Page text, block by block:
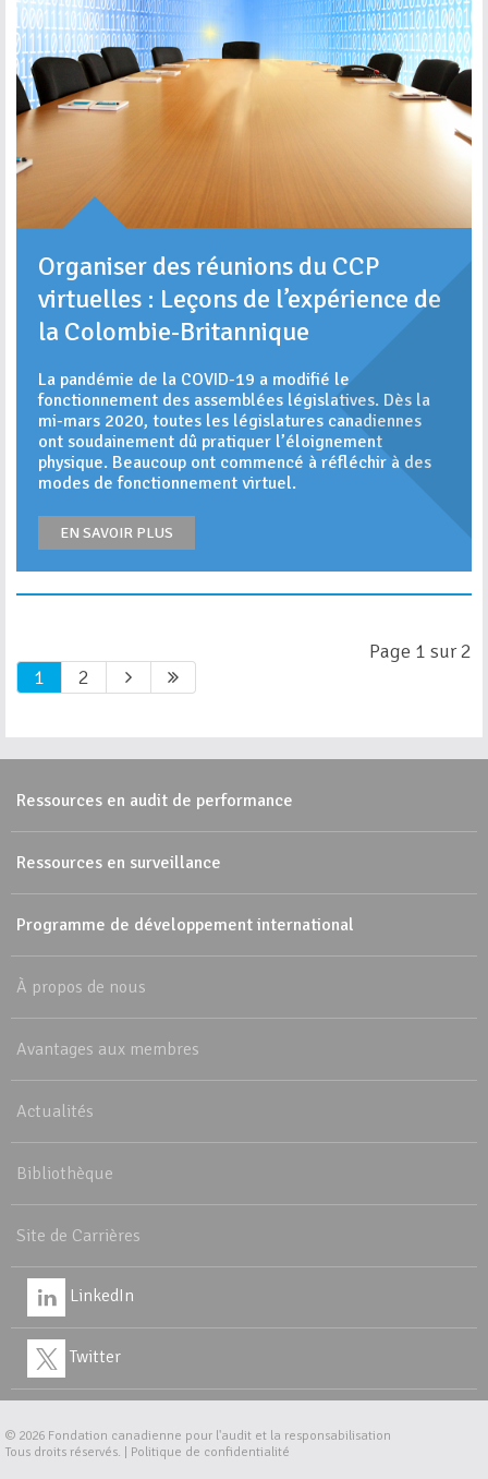
Organiser des réunions du CCP
virtuelles : Leçons de l’expérience de
la Colombie-Britannique
La pandémie de la COVID-19 a modifié le
fonctionnement des assemblées législatives. Dès la
mi-mars 2020, toutes les législatures canadiennes
ont soudainement dû pratiquer l’éloignement
physique. Beaucoup ont commencé à réfléchir à des
modes de fonctionnement virtuel.
EN SAVOIR PLUS
Page 1 sur 2
1
2
Ressources en audit de performance
Ressources en surveillance
Programme de développement international
À propos de nous
Avantages aux membres
Actualités
Bibliothèque
Site de Carrières
LinkedIn
Twitter
© 2026 Fondation canadienne pour l'audit et la responsabilisation
Tous droits réservés. | Politique de confidentialité